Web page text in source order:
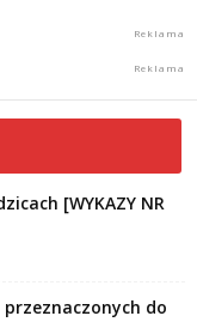
[WYKAZY NR
do